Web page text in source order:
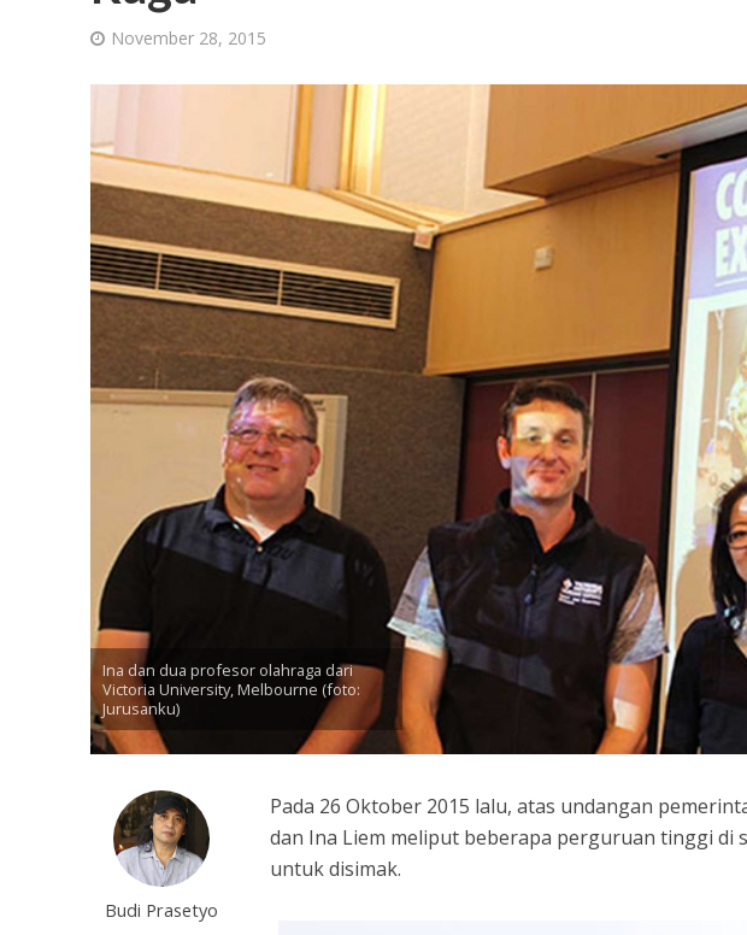
November 28, 2015
Ina dan dua profesor olahraga dari
Victoria University, Melbourne (foto:
Jurusanku)
Budi Prasetyo
Pada 26 Oktober 2015 lalu, atas undangan
dan Ina Liem meliput beberapa perguruan tinggi di
untuk disimak.